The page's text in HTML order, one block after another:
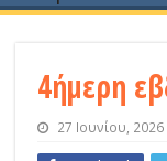
4ήμερη
27 Ιουνίου, 2026